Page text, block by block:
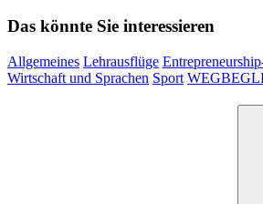
Das könnte Sie interessieren
Allgemeines Lehrausflüge
Wirtschaft und Sprachen Sport